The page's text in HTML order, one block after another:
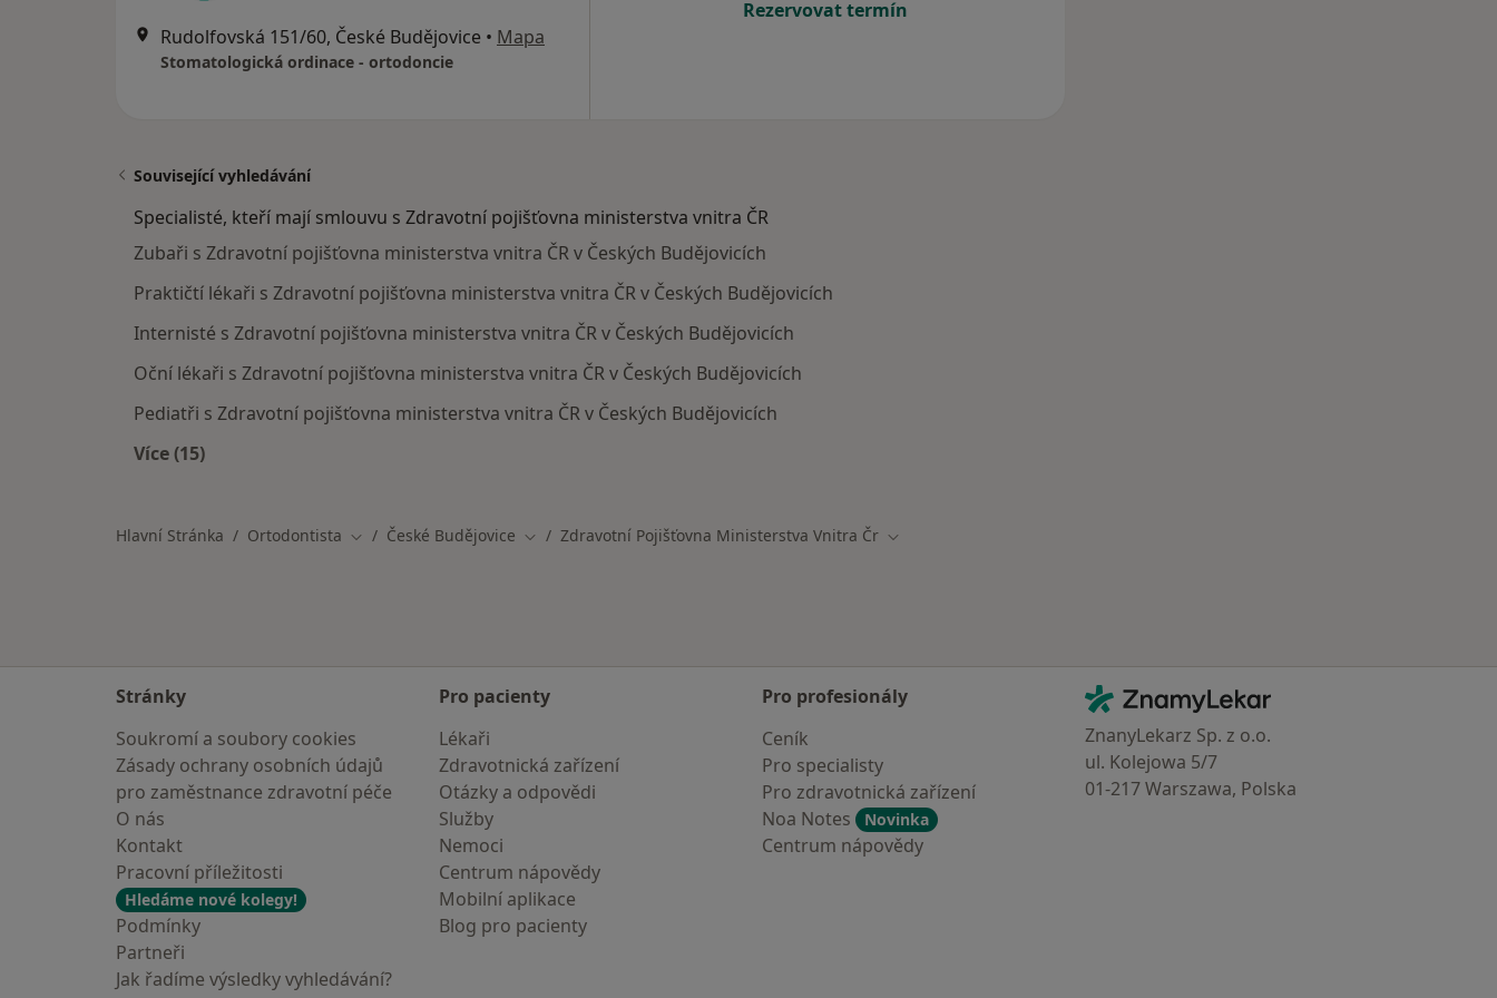
Rudolfovská 151/60, České Budějovice • Mapa
Stomatologická ordinace - ortodoncie
Rezervovat termín
Související vyhledávání
Specialisté, kteří mají smlouvu s Zdravotní pojišťovna ministerstva vnitra ČR
Zubaři s Zdravotní pojišťovna ministerstva vnitra ČR v Českých Budějovicích
Praktičtí lékaři s Zdravotní pojišťovna ministerstva vnitra ČR v Českých Budějovicích
Internisté s Zdravotní pojišťovna ministerstva vnitra ČR v Českých Budějovicích
Oční lékaři s Zdravotní pojišťovna ministerstva vnitra ČR v Českých Budějovicích
Pediatři s Zdravotní pojišťovna ministerstva vnitra ČR v Českých Budějovicích
Více (15)
Hlavní Stránka Ortodontista Změna města
České Budějovice Změna města
Zdravotní Pojišťovna Ministerstva Vnitra Čr Změna města
Stránky
Soukromí a soubory cookies
Zásady ochrany osobních údajů
pro zaměstnance zdravotní péče
O nás
Kontakt
Pracovní příležitosti
Hledáme nové kolegy!
Podmínky
Partneři
Jak řadíme výsledky vyhledávání?
Pro pacienty
Lékaři
Zdravotnická zařízení
Otázky a odpovědi
Služby
Nemoci
Centrum nápovědy
Mobilní aplikace
Blog pro pacienty
Pro profesionály
Ceník
Pro specialisty
Pro zdravotnická zařízení
Noa Notes
Novinka
Centrum nápovědy
Kontakt
ZnamyLekar - Hlavní stránka
ZnanyLekarz Sp. z o.o.
ul. Kolejowa 5/7
01-217 Warszawa, Polska